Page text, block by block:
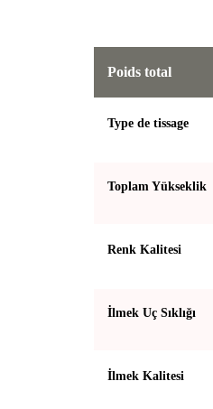
Poids total
Type de tissage
Toplam Yükseklik
Renk Kalitesi
İlmek Uç Sıklığı
İlmek Kalitesi